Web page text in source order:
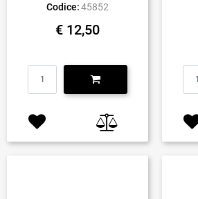
Codice: 45852
€ 12,50
Quantità